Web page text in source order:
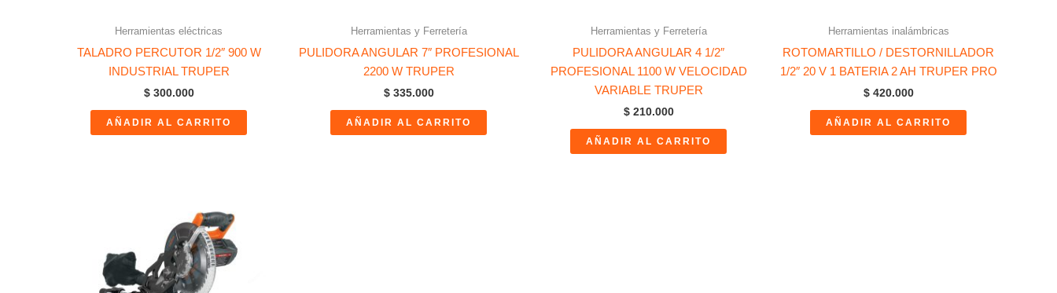
Herramientas eléctricas
TALADRO PERCUTOR 1/2″ 900 W
INDUSTRIAL TRUPER
$300.000
AÑADIR AL CARRITO
Herramientas y Ferretería
PULIDORA ANGULAR 7″ PROFESIONAL
2200 W TRUPER
$335.000
AÑADIR AL CARRITO
Herramientas y Ferretería
PULIDORA ANGULAR 4 1/2″
PROFESIONAL 1100 W VELOCIDAD
VARIABLE TRUPER
$210.000
AÑADIR AL CARRITO
Herramientas inalámbricas
ROTOMARTILLO / DESTORNILLADOR
1/2″ 20 V 1 BATERIA 2 AH TRUPER PRO
$420.000
AÑADIR AL CARRITO